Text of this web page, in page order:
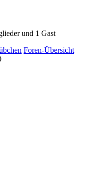
und 1 Gast
Foren-Übersicht